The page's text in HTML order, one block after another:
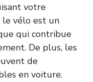
votre
le vélo est un
qui contribue
De plus, les
de
en voiture.